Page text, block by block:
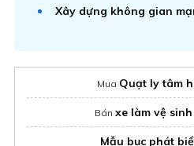
Xây dựng không gian
Mua Quạt ly tâm
Bán xe làm vệ sinh
Mẫu bục phát